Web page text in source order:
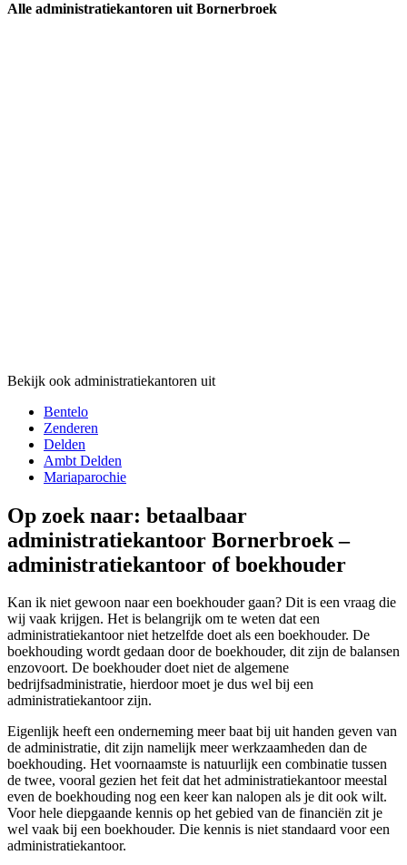
Alle administratiekantoren uit Bornerbroek
Bekijk ook administratiekantoren uit
Bentelo
Zenderen
Delden
Ambt Delden
Mariaparochie
Op zoek naar: betaalbaar
administratiekantoor Bornerbroek –
administratiekantoor of boekhouder
Kan ik niet gewoon naar een boekhouder gaan? Dit is een vraag die
wij vaak krijgen. Het is belangrijk om te weten dat een
administratiekantoor niet hetzelfde doet als een boekhouder. De
boekhouding wordt gedaan door de boekhouder, dit zijn de balansen
enzovoort. De boekhouder doet niet de algemene
bedrijfsadministratie, hierdoor moet je dus wel bij een
administratiekantoor zijn.
Eigenlijk heeft een onderneming meer baat bij uit handen geven van
de administratie, dit zijn namelijk meer werkzaamheden dan de
boekhouding. Het voornaamste is natuurlijk een combinatie tussen
de twee, vooral gezien het feit dat het administratiekantoor meestal
even de boekhouding nog een keer kan nalopen als je dit ook wilt.
Voor hele diepgaande kennis op het gebied van de financiën zit je
wel vaak bij een boekhouder. Die kennis is niet standaard voor een
administratiekantoor.